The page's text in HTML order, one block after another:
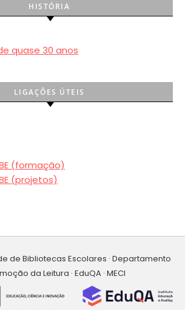
HISTÓRIA
quase 30 anos
LIGAÇÕES ÚTEIS
(formação)
(projetos)
de Bibliotecas Escolares · Departamento
da Leitura · EduQA · MECI